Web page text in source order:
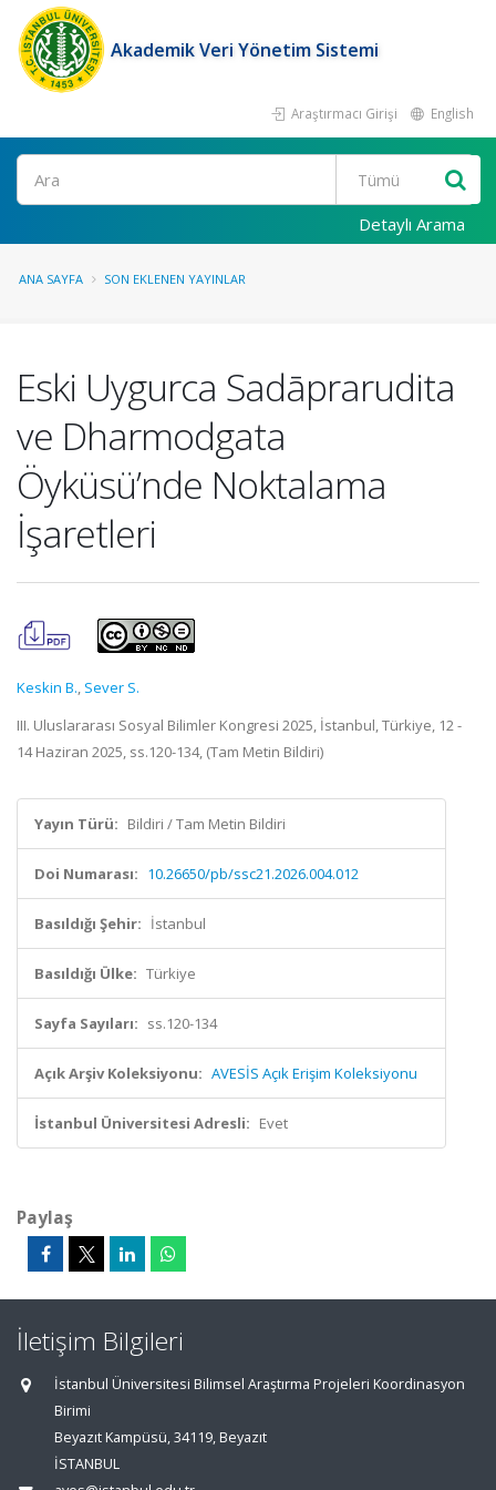
Akademik Veri Yönetim Sistemi
Araştırmacı Girişi English
Ara
Detaylı Arama
ANA SAYFA SON EKLENEN YAYINLAR
Eski Uygurca Sadāprarudita
ve Dharmodgata
Öyküsü’nde Noktalama
İşaretleri
Keskin B., Sever S.
III. Uluslararası Sosyal Bilimler Kongresi 2025, İstanbul, Türkiye, 12 -
14 Haziran 2025, ss.120-134, (Tam Metin Bildiri)
Yayın Türü: Bildiri / Tam Metin Bildiri
Doi Numarası: 10.26650/pb/ssc21.2026.004.012
Basıldığı Şehir: İstanbul
Basıldığı Ülke: Türkiye
Sayfa Sayıları: ss.120-134
Açık Arşiv Koleksiyonu: AVESİS Açık Erişim Koleksiyonu
İstanbul Üniversitesi Adresli: Evet
Paylaş
İletişim Bilgileri
İstanbul Üniversitesi Bilimsel Araştırma Projeleri Koordinasyon
Birimi
Beyazıt Kampüsü, 34119, Beyazıt
İSTANBUL